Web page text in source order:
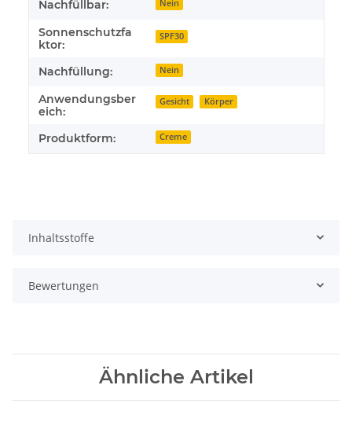
Nachfüllbar: Nein
Sonnenschutzfa
ktor:
SPF30
Nachfüllung: Nein
Anwendungsber
eich:
Gesicht Körper
Produktform: Creme
Inhaltsstoffe
Bewertungen
Ähnliche Artikel